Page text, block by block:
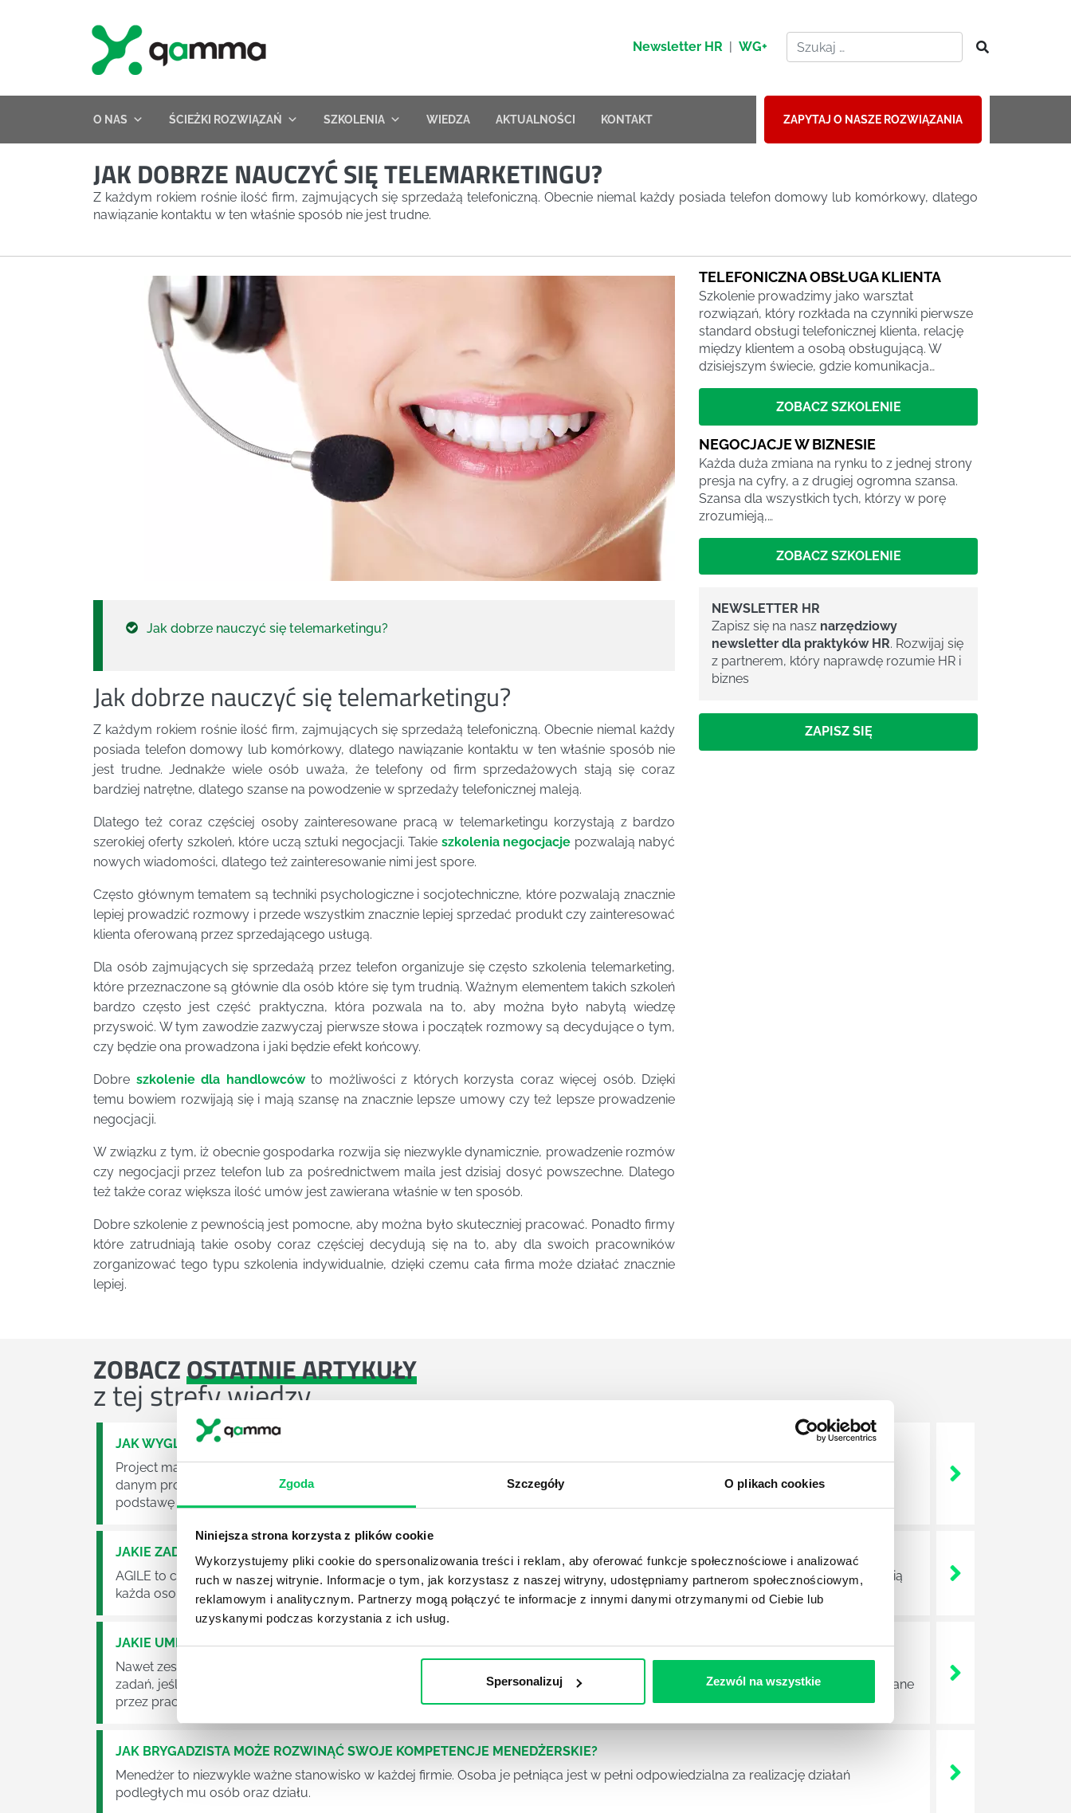
Zgoda Szczegóły O plikach cookies
Niniejsza strona korzysta z plików cookie
Wykorzystujemy pliki cookie do spersonalizowania treści i reklam, aby oferować funkcje społecznościowe i analizować
ruch w naszej witrynie. Informacje o tym, jak korzystasz z naszej witryny, udostępniamy partnerom społecznościowym,
reklamowym i analitycznym. Partnerzy mogą połączyć te informacje z innymi danymi otrzymanymi od Ciebie lub
uzyskanymi podczas korzystania z ich usług.
Spersonalizuj Zezwól na wszystkie
Newsletter HR | WG+
O NAS ŚCIEŻKI ROZWIĄZAŃ SZKOLENIA WIEDZA AKTUALNOŚCI KONTAKT ZAPYTAJ O NASZE ROZWIĄZANIA
JAK DOBRZE NAUCZYĆ SIĘ TELEMARKETINGU?
Z każdym rokiem rośnie ilość firm, zajmujących się sprzedażą telefoniczną. Obecnie niemal każdy posiada telefon domowy lub komórkowy, dlatego
nawiązanie kontaktu w ten właśnie sposób nie jest trudne.
Jak dobrze nauczyć się telemarketingu?
Jak dobrze nauczyć się telemarketingu?
Z każdym rokiem rośnie ilość firm, zajmujących się sprzedażą telefoniczną. Obecnie niemal każdy
posiada telefon domowy lub komórkowy, dlatego nawiązanie kontaktu w ten właśnie sposób nie
jest trudne. Jednakże wiele osób uważa, że telefony od firm sprzedażowych stają się coraz
bardziej natrętne, dlatego szanse na powodzenie w sprzedaży telefonicznej maleją.
Dlatego też coraz częściej osoby zainteresowane pracą w telemarketingu korzystają z bardzo
szerokiej oferty szkoleń, które uczą sztuki negocjacji. Takie szkolenia negocjacje pozwalają nabyć
nowych wiadomości, dlatego też zainteresowanie nimi jest spore.
Często głównym tematem są techniki psychologiczne i socjotechniczne, które pozwalają znacznie
lepiej prowadzić rozmowy i przede wszystkim znacznie lepiej sprzedać produkt czy zainteresować
klienta oferowaną przez sprzedającego usługą.
Dla osób zajmujących się sprzedażą przez telefon organizuje się często szkolenia telemarketing,
które przeznaczone są głównie dla osób które się tym trudnią. Ważnym elementem takich szkoleń
bardzo często jest część praktyczna, która pozwala na to, aby można było nabytą wiedzę
przyswoić. W tym zawodzie zazwyczaj pierwsze słowa i początek rozmowy są decydujące o tym,
czy będzie ona prowadzona i jaki będzie efekt końcowy.
Dobre szkolenie dla handlowcówto możliwości z których korzysta coraz więcej osób. Dzięki
temu bowiem rozwijają się i mają szansę na znacznie lepsze umowy czy też lepsze prowadzenie
negocjacji.
W związku z tym, iż obecnie gospodarka rozwija się niezwykle dynamicznie, prowadzenie rozmów
czy negocjacji przez telefon lub za pośrednictwem maila jest dzisiaj dosyć powszechne. Dlatego
też także coraz większa ilość umów jest zawierana właśnie w ten sposób.
Dobre szkolenie z pewnością jest pomocne, aby można było skuteczniej pracować. Ponadto firmy
które zatrudniają takie osoby coraz częściej decydują się na to, aby dla swoich pracowników
zorganizować tego typu szkolenia indywidualnie, dzięki czemu cała firma może działać znacznie
lepiej.
TELEFONICZNA OBSŁUGA KLIENTA
Szkolenie prowadzimy jako warsztat
rozwiązań, który rozkłada na czynniki pierwsze
standard obsługi telefonicznej klienta, relację
między klientem a osobą obsługującą. W
dzisiejszym świecie, gdzie komunikacja…
ZOBACZ SZKOLENIE
NEGOCJACJE W BIZNESIE
Każda duża zmiana na rynku to z jednej strony
presja na cyfry, a z drugiej ogromna szansa.
Szansa dla wszystkich tych, którzy w porę
zrozumieją,…
ZOBACZ SZKOLENIE
NEWSLETTER HR
Zapisz się na nasz narzędziowy
newsletter dla praktyków HR. Rozwijaj się
z partnerem, który naprawdę rozumie HR i
biznes
ZAPISZ SIĘ
ZOBACZOSTATNIE ARTYKUŁY
z tej strefy wiedzy
JAK WYGLĄDA PRACA ZESPOŁÓW PROJEKTOWYCH W ZWINNEJ METODYCE?
Project management (czyli zarządzanie projektami) to szereg czynności mających na celu zrealizowanie wszystkich związanych z
danym projektem założeń. Zajmują się nim osoby wchodzące w skład specjalnych zespołów projektowych, a ich praca stanowi
podstawę działalności wielu przedsiębiorstw.
JAKIE ZADANIA MUSZĄ ZREALIZOWAĆ PRACOWNICY ZESPOŁU PROJEKTOWEGO?
AGILE to coraz popularniejsze w każdej większej (i mniejszej) firmie pojęcie związane z realizacją projektów biznesowych. Z pewnością
każda osoba zatrudniona w takim miejscu choć raz się z nim spotkała.
JAKIE UMIEJĘTNOŚCI MENEDŻERSKIE POWINIEN MIEĆ BRYGADZISTA?
Nawet zespół złożony z doskonale wykształconych i kompetentnych pracowników nie będzie w stanie sprawnie realizować swoich
zadań, jeśli zabraknie w nim odpowiedniego kierownictwa. Zawsze niezbędna jest osoba nadzorująca wszystkie czynności wykonywane
przez pracowników.
JAK BRYGADZISTA MOŻE ROZWINĄĆ SWOJE KOMPETENCJE MENEDŻERSKIE?
Menedżer to niezwykle ważne stanowisko w każdej firmie. Osoba je pełniąca jest w pełni odpowiedzialna za realizację działań
podległych mu osób oraz działu.